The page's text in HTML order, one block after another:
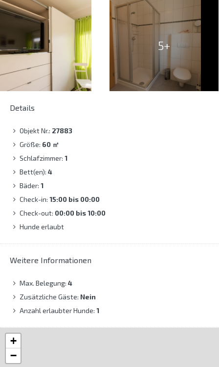
5+
Details
Objekt Nr.: 27883
Größe: 60 ㎡
Schlafzimmer: 1
Bett(en): 4
Bäder: 1
Check-in: 15:00 bis 00:00
Check-out: 00:00 bis 10:00
Hunde erlaubt
Weitere Informationen
Max. Belegung: 4
Zusätzliche Gäste: Nein
Anzahl erlaubter Hunde: 1
+
−